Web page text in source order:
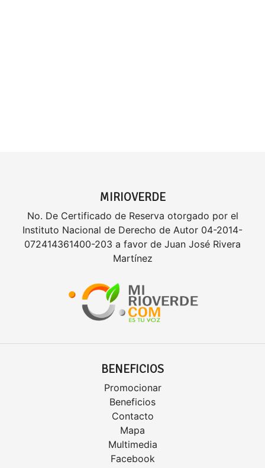
MIRIOVERDE
No. De Certificado de Reserva otorgado por el
Instituto Nacional de Derecho de Autor 04-2014-
072414361400-203 a favor de Juan José Rivera
Martínez
BENEFICIOS
Promocionar
Beneficios
Contacto
Mapa
Multimedia
Facebook